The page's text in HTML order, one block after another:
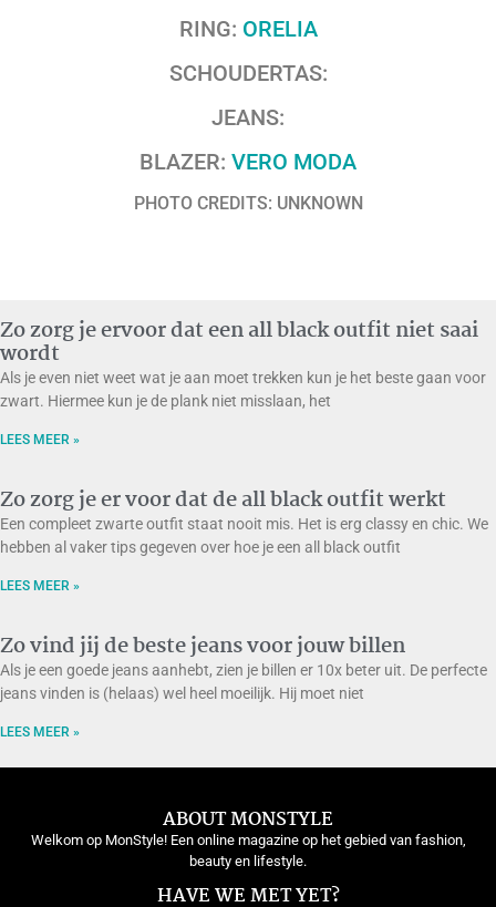
RING: ORELIA
SCHOUDERTAS:
JEANS:
BLAZER: VERO MODA
PHOTO CREDITS: UNKNOWN
Zo zorg je ervoor dat een all black outfit niet saai
wordt
Als je even niet weet wat je aan moet trekken kun je het beste gaan voor
zwart. Hiermee kun je de plank niet misslaan, het
LEES MEER »
Zo zorg je er voor dat de all black outfit werkt
Een compleet zwarte outfit staat nooit mis. Het is erg classy en chic. We
hebben al vaker tips gegeven over hoe je een all black outfit
LEES MEER »
Zo vind jij de beste jeans voor jouw billen
Als je een goede jeans aanhebt, zien je billen er 10x beter uit. De perfecte
jeans vinden is (helaas) wel heel moeilijk. Hij moet niet
LEES MEER »
ABOUT MONSTYLE
Welkom op MonStyle! Een online magazine op het gebied van fashion,
beauty en lifestyle.
HAVE WE MET YET?